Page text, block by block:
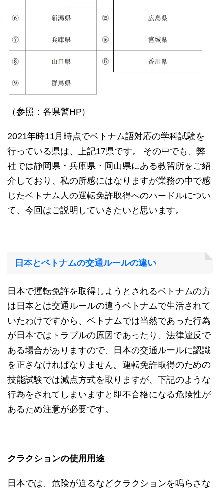
（参照：各県警HP）
2021年時11月時点でベトナム語対応の学科試験を
行っている県は、上記17県です。 その中でも、弊
社では静岡県・兵庫県・岡山県にある教習所をご紹
介しており、私の所感にはなりますが業務の中で感
じたベトナム人の運転免許取得へのハードルについ
て、今回はご説明していきたいと思います。
日本とベトナムの交通ルールの違い
日本で運転免許を取得しようとされるベトナムの方
は日本とは交通ルールの違うベトナムで生活されて
いたわけですから、ベトナムでは当然であった行為
が日本ではトラブルの原因であったり、法律違反で
ある場合がありますので、日本の交通ルールに認識
を正さなければなりません。運転免許取得のための
技能試験では減点方式を取りますが、下記のような
行為をされてしまいますと即不合格になる危険性が
あるため注意が必要です。
クラクションの使用用途
日本では、危険が迫るなどクラクションを鳴らさな